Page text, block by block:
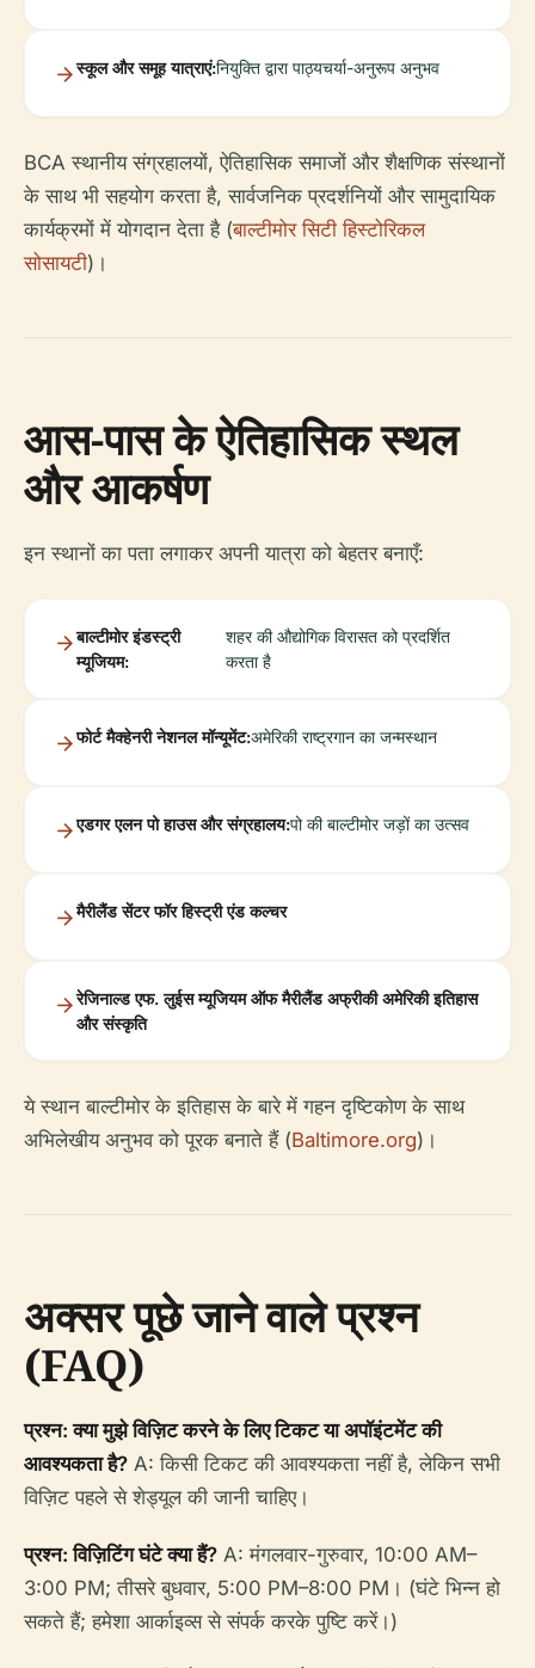
स्कूल और समूह यात्राएं:नियुक्ति द्वारा पाठ्यचर्या-अनुरूप अनुभव
BCA स्थानीय संग्रहालयों, ऐतिहासिक समाजों और शैक्षणिक संस्थानों
के साथ भी सहयोग करता है, सार्वजनिक प्रदर्शनियों और सामुदायिक
कार्यक्रमों में योगदान देता है (बाल्टीमोर सिटी हिस्टोरिकल
सोसायटी)।
आस-पास के ऐतिहासिक स्थल
और आकर्षण
इन स्थानों का पता लगाकर अपनी यात्रा को बेहतर बनाएँ:
बाल्टीमोर इंडस्ट्री
म्यूजियम:
शहर की औद्योगिक विरासत को प्रदर्शित
करता है
फोर्ट मैक्हेनरी नेशनल मॉन्यूमेंट:अमेरिकी राष्ट्रगान का जन्मस्थान
एडगर एलन पो हाउस और संग्रहालय:पो की बाल्टीमोर जड़ों का उत्सव
मैरीलैंड सेंटर फॉर हिस्ट्री एंड कल्चर
रेजिनाल्ड एफ. लुईस म्यूजियम ऑफ मैरीलैंड अफ्रीकी अमेरिकी इतिहास
और संस्कृति
ये स्थान बाल्टीमोर के इतिहास के बारे में गहन दृष्टिकोण के साथ
अभिलेखीय अनुभव को पूरक बनाते हैं (Baltimore.org)।
अक्सर पूछे जाने वाले प्रश्न
(FAQ)
प्रश्न: क्या मुझे विज़िट करने के लिए टिकट या अपॉइंटमेंट की
आवश्यकता है? A: किसी टिकट की आवश्यकता नहीं है, लेकिन सभी
विज़िट पहले से शेड्यूल की जानी चाहिए।
प्रश्न: विज़िटिंग घंटे क्या हैं? A: मंगलवार-गुरुवार, 10:00 AM–
3:00 PM; तीसरे बुधवार, 5:00 PM–8:00 PM। (घंटे भिन्न हो
सकते हैं; हमेशा आर्काइव्स से संपर्क करके पुष्टि करें।)